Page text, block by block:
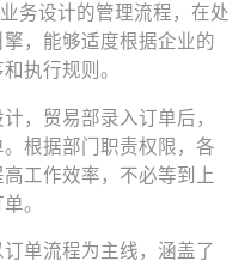
务设计的管理流程，在处
，能够适度根据企业的
执行规则。
，贸易部录入订单后，
根据部门职责权限，各
工作效率，不必等到上
。
单流程为主线，涵盖了